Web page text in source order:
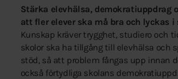
Stärka elevhälsa, demokratiuppdrag
att fler elever ska må bra och lyckas i
Kunskap kräver trygghet, studiero och
skolor ska ha tillgång till elevhälsa och
stöd, så att problem fångas upp innan
också förtydliga skolans